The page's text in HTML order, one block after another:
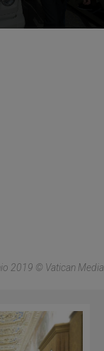
2019 © Vatican Media